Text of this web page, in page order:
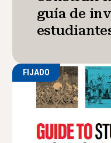
guía de
FIJADO